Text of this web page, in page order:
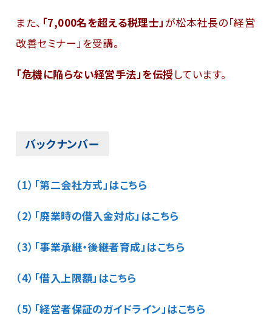
また、 「7,000名を超える税理士」 が松本社長の「経営
改善セミナー」を受講。
「危機に陥らない経営手法」を伝授 しています。
バックナンバー
（1）「第二会社方式」はこちら
（2）「廃業時の借入金対応」はこちら
（3）「事業承継・後継者育成」はこちら
（4）「借入上限額」はこちら
（5）「経営者保証のガイドライン」はこちら